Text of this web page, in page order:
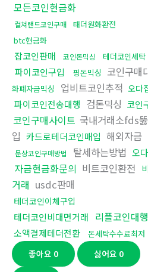
모든코인현금화
컬쳐랜드코인구매
태더원화환전
btc현금화
잡코인판매 코인돈믹싱 테더코인세탁
파이코인구입 핑돈믹싱 코인구매
화폐자금믹싱
업비트코인추적 오다
파이코인전송대행 검돈믹싱 코인
코인구매사이트 국내거래소fds
입 카드로테더코인매입 해외자금
문상코인구매방법 탈세하는방법 오
자금현금화문의 비트코인환전
거래 usdc판매
테더코인이체구입
테더코인비대면거래 리플코인대행
소액결제테더전환 돈세탁수수료최저
좋아요 0 싫어요 0